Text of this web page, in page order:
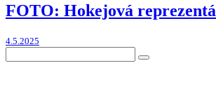
FOTO: Hokejová
4.5.2025